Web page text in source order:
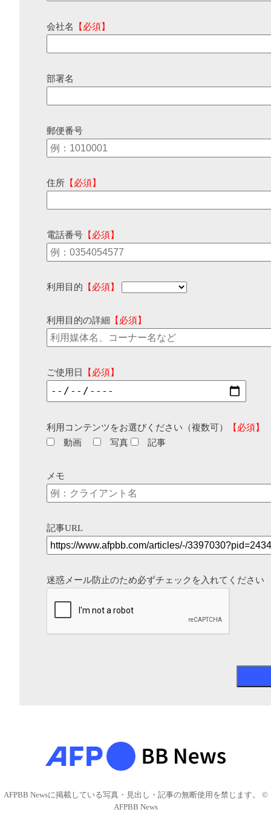
会社名 【必須】
部署名
郵便番号
住所 【必須】
電話番号 【必須】
利用目的 【必須】
利用目的の詳細 【必須】
ご使用日 【必須】
利用コンテンツをお選びください（複数可）
【必須】
動画
写真 記事
メモ
記事URL
迷惑メール防止のため必ずチェックを入れてください
AFPBB Newsに掲載している写真・見出し・記事の無断使用を禁じます。 ©
AFPBB News